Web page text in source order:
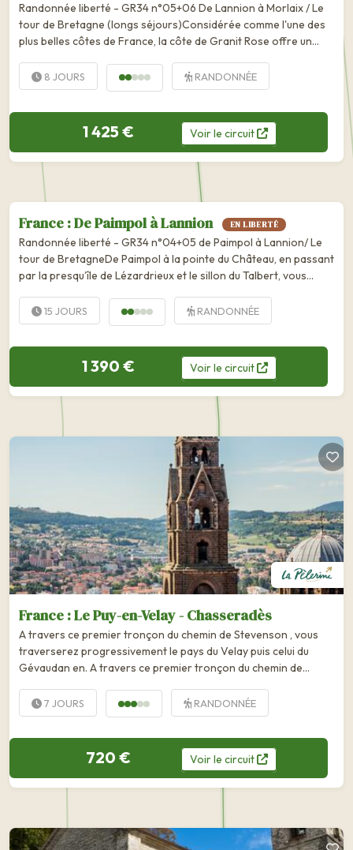
Randonnée liberté - GR34 n°05+06 De Lannion à Morlaix / Le
tour de Bretagne (longs séjours)Considérée comme l'une des
plus belles côtes de France, la côte de Granit Rose offre un
8 JOURS RANDONNÉE
1 425 € Voirle circuit
France : De Paimpol à Lannion EN LIBERTÉ
Randonnée liberté - GR34 n°04+05 de Paimpol à Lannion/ Le
tour de BretagneDe Paimpol à la pointe du Château, en passant
par la presqu’île de Lézardrieux et le sillon du Talbert, vous
15 JOURS RANDONNÉE
1 390 € Voirle circuit
France : Le Puy-en-Velay - Chasseradès
A travers ce premier tronçon du chemin de Stevenson , vous
traverserez progressivement le pays du Velay puis celui du
Gévaudan en. A travers ce premier tronçon du chemin de
puis celui du Gévaudan en gardant à...
7 JOURS RANDONNÉE
720 € Voirle circuit